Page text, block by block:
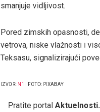
smanjuje vidljivost.
Pored zimskih opasnosti,
vetrova, niske vlažnosti i
Teksasu, signalizirajući
IZVOR: N1 I FOTO: PIXABAY
Pratite portal